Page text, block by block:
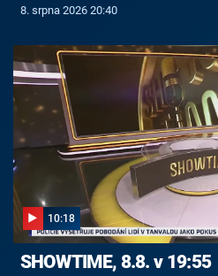
8. srpna 2026 20:40
10:18
SHOWTIME, 8.8. v 19:55